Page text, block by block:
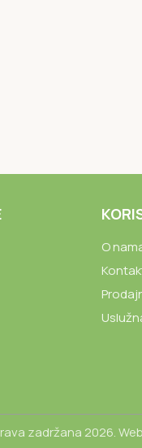
O
zadržana 2026.